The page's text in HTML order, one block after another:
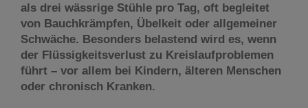
als drei wässrige Stühle pro Tag, oft begleitet
von Bauchkrämpfen, Übelkeit oder allgemeiner
Schwäche. Besonders belastend wird es, wenn
der Flüssigkeitsverlust zu Kreislaufproblemen
führt – vor allem bei Kindern, älteren Menschen
oder chronisch Kranken.